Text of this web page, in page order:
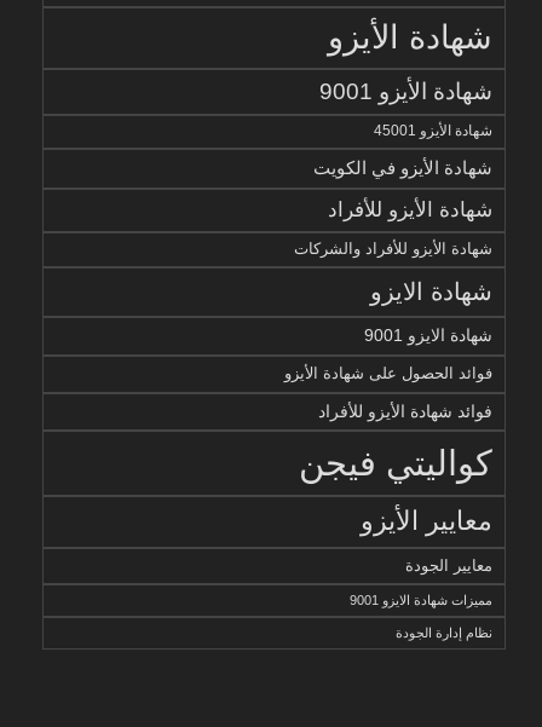
شهادة الأيزو
شهادة الأيزو 9001
شهادة الأيزو 45001
شهادة الأيزو في الكويت
شهادة الأيزو للأفراد
شهادة الأيزو للأفراد والشركات
شهادة الايزو
شهادة الايزو 9001
فوائد الحصول على شهادة الأيزو
فوائد شهادة الأيزو للأفراد
كواليتي فيجن
معايير الأيزو
معايير الجودة
مميزات شهادة الايزو 9001
نظام إدارة الجودة